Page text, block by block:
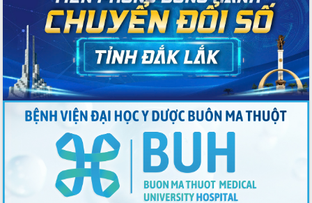
Nâng cao hiệu lực, hiệu quả HĐND
tỉnh thông qua hiện đại hóa hành chính
Xã Ea Phê gắn cải cách hành chính với
chuyển đổi số
Phó Chủ tịch Thường trực UBND tỉnh
Hồ Thị Nguyên Thảo làm việc tại Trung
tâm Phục vụ hành chính công xã Ea
Phê
Xây dựng nền hành chính số đồng
hành cùng nông dân dân, doanh nghiệp
Giai đoạn 2026-2030, Đắk Lắk phấn
đấu có 77% xã đạt chuẩn nông thôn